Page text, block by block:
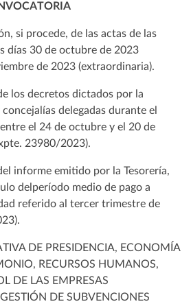
si procede, de las actas de las
días 30 de octubre de 2023
de 2023 (extraordinaria).
los decretos dictados por la
delegadas durante el
el 24 de octubre y el 20 de
23980/2023).
informe emitido por la Tesorería,
delperíodo medio de pago a
referido al tercer trimestre de
DE PRESIDENCIA, ECONOMÍA
RECURSOS HUMANOS,
DE LAS EMPRESAS
DE SUBVENCIONES